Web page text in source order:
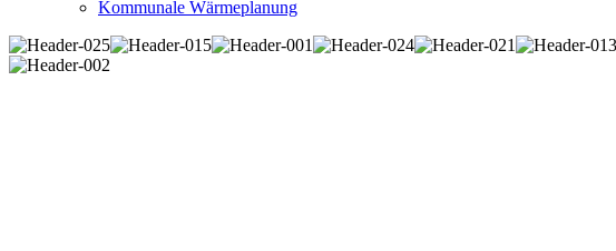
Kommunale Wärmeplanung